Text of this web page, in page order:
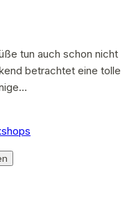
tun auch schon nicht
betrachtet eine tolle